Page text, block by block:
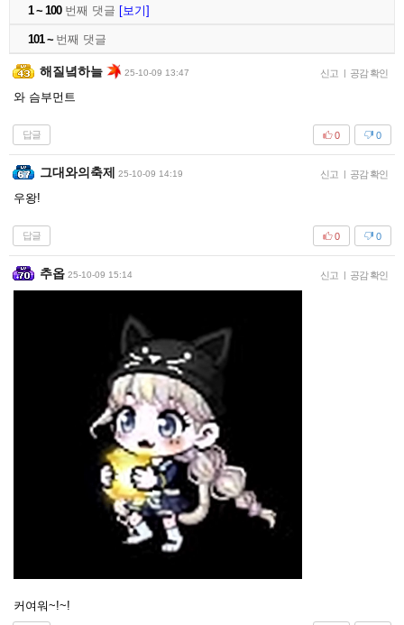
1 ~ 100번째 댓글 [보기]
101 ~ 번째 댓글
해질녘하늘 25-10-09 13:47 신고 | 공감 확인
와 슴부먼트
답글 0
0
그대와의축제 25-10-09 14:19 신고 | 공감 확인
우왕!
답글 0
0
추옵 25-10-09 15:14 신고 | 공감 확인
커여워~!~!